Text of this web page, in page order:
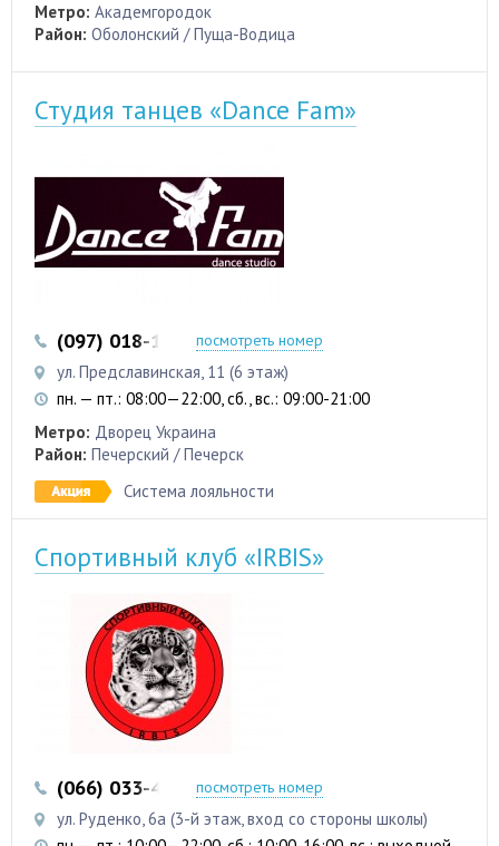
Метро: Академгородок
Район: Оболонский / Пуща-Водица
Студия танцев «Dance Fam»
(097) 018-12-87посмотреть номер
ул. Предславинская, 11 (6 этаж)
пн. — пт.: 08:00—22:00, сб., вс.: 09:00-21:00
Метро: Дворец Украина
Район: Печерский / Печерск
Система лояльности
Спортивный клуб «IRBIS»
(066) 033-44-72 (073) 074-06-88
посмотреть номер
ул. Руденко, 6а (3-й этаж, вход со стороны школы)